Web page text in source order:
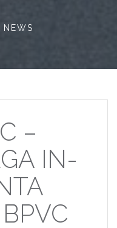
NEWS
–
IN-